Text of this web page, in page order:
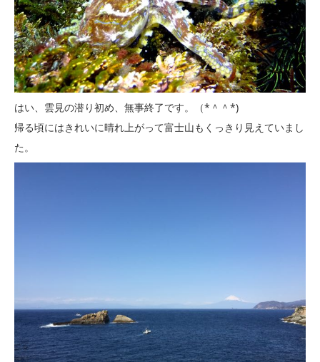
はい、雲見の潜り初め、無事終了です。（*＾＾*)
帰る頃にはきれいに晴れ上がって富士山もくっきり見えていまし
た。